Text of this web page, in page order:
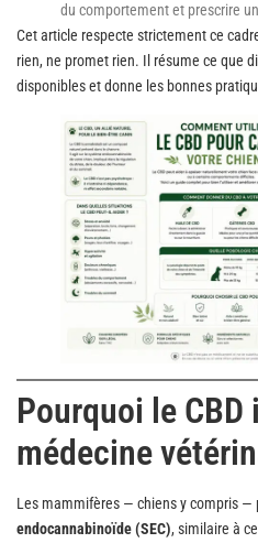
du comportement et prescrire
Cet article respecte strictement ce
rien, ne promet rien. Il résume ce que
disponibles et donne les bonnes
Pourquoi le
médecine
Les mammifères — chiens y compris —
endocannabinoïde (SEC), similaire à